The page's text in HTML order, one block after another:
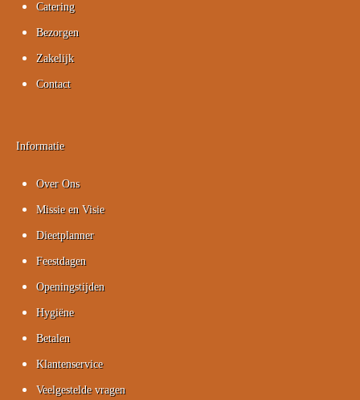
Catering
Bezorgen
Zakelijk
Contact
Informatie
Over Ons
Missie en Visie
Dieetplanner
Feestdagen
Openingstijden
Hygiëne
Betalen
Klantenservice
Veelgestelde vragen